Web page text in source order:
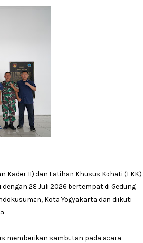
Kader II) dan Latihan Khusus Kohati (LKK)
28 Juli 2026 bertempat di Gedung
Kota Yogyakarta dan diikuti
memberikan sambutan pada acara